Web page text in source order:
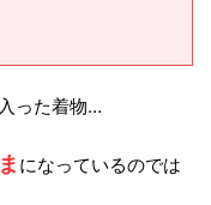
った着物…
になっているのでは